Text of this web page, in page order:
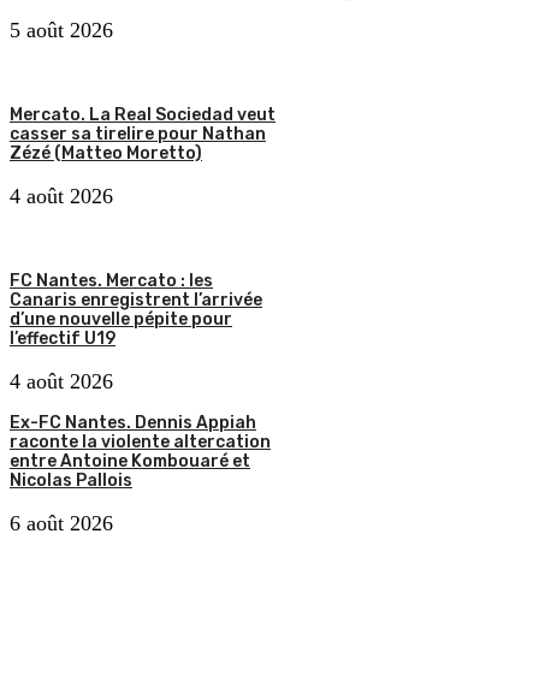
5 août 2026
Mercato. La Real Sociedad veut
casser sa tirelire pour Nathan
Zézé (Matteo Moretto)
4 août 2026
FC Nantes. Mercato : les
Canaris enregistrent l’arrivée
d’une nouvelle pépite pour
l’effectif U19
4 août 2026
Ex-FC Nantes. Dennis Appiah
raconte la violente altercation
entre Antoine Kombouaré et
Nicolas Pallois
6 août 2026